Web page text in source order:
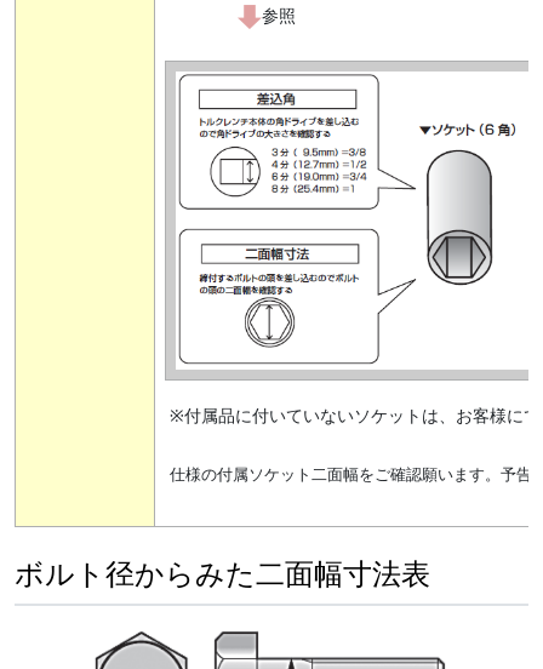
参照
※付属品に付いていないソケットは、お客様に
仕様の付属ソケット二面幅をご確認願います。予告
ボルト径からみた二面幅寸法表